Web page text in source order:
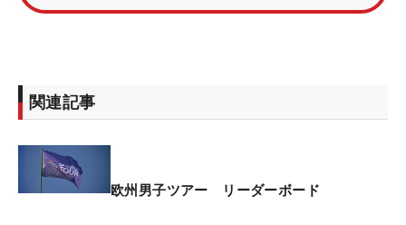
イ。桂川有人は2バーディ・1ボギーの「70」で1ア
ンダー・72位タイにつけている。
関連記事
欧州男子ツアー リーダーボード